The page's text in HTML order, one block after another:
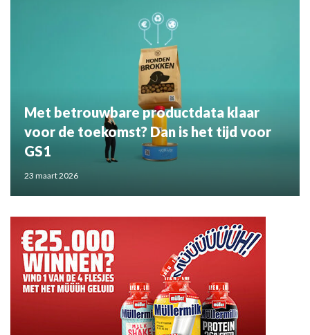
Met betrouwbare productdata klaar
voor de toekomst? Dan is het tijd voor
GS1
23 maart 2026